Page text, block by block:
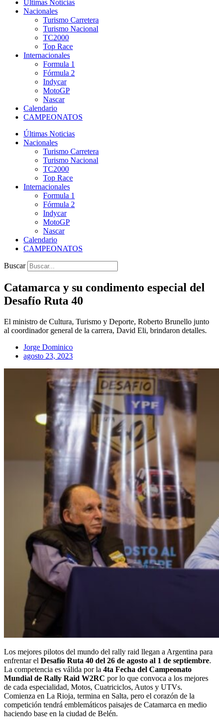
Últimas Noticias
Nacionales
Turismo Carretera
Turismo Nacional
TC2000
Top Race
Internacionales
Formula 1
Fórmula 2
Indycar
MotoGP
Nascar
Calendario
CAMPEONATOS
Últimas Noticias
Nacionales
Turismo Carretera
Turismo Nacional
TC2000
Top Race
Internacionales
Formula 1
Fórmula 2
Indycar
MotoGP
Nascar
Calendario
CAMPEONATOS
Buscar
Catamarca y su condimento especial del
Desafío Ruta 40
El ministro de Cultura, Turismo y Deporte, Roberto Brunello junto
al coordinador general de la carrera, David Eli, brindaron detalles.
Jorge Dominico
agosto 23, 2023
Los mejores pilotos del mundo del rally raid llegan a Argentina para
enfrentar el Desafío Ruta 40 del 26 de agosto al 1 de septiembre.
La competencia es válida por la 4ta Fecha del Campeonato
Mundial de Rally Raid W2RC por lo que convoca a los mejores
de cada especialidad, Motos, Cuatriciclos, Autos y UTVs.
Comienza en La Rioja, termina en Salta, pero el corazón de la
competición tendrá emblemáticos paisajes de Catamarca en medio
haciendo base en la ciudad de Belén.